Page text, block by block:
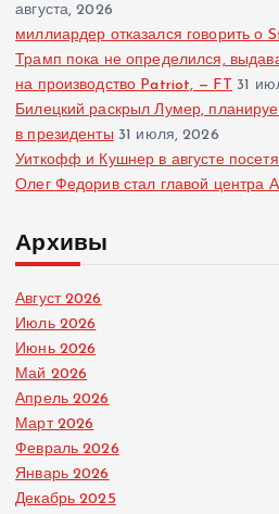
августа, 2026
миллиардер отказался говорить о
Трамп пока не определился,
на производство Patriot, — FT 31
Билецкий раскрыл Лумер,
в президенты 31 июля, 2026
Уиткофф и Кушнер в августе
Олег Федорив стал главой центра
Архивы
Август 2026
Июль 2026
Июнь 2026
Май 2026
Апрель 2026
Март 2026
Февраль 2026
Январь 2026
Декабрь 2025